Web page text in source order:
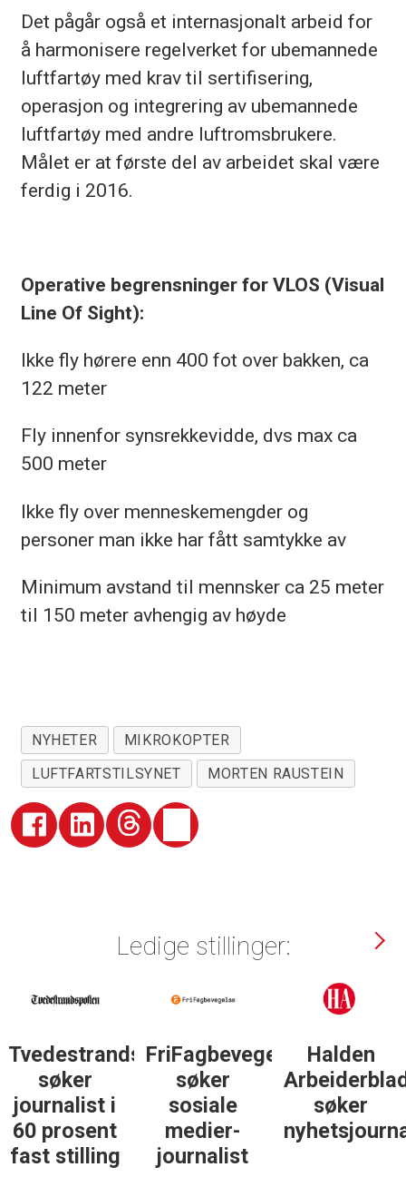
Det pågår også et internasjonalt arbeid for
å harmonisere regelverket for ubemannede
luftfartøy med krav til sertifisering,
operasjon og integrering av ubemannede
luftfartøy med andre luftromsbrukere.
Målet er at første del av arbeidet skal være
ferdig i 2016.
Operative begrensninger for VLOS (Visual
Line Of Sight):
Ikke fly hørere enn 400 fot over bakken, ca
122 meter
Fly innenfor synsrekkevidde, dvs max ca
500 meter
Ikke fly over menneskemengder og
personer man ikke har fått samtykke av
Minimum avstand til mennsker ca 25 meter
til 150 meter avhengig av høyde
NYHETER
MIKROKOPTER
LUFTFARTSTILSYNET
MORTEN RAUSTEIN
Ledige stillinger:
FriFagbevegelse
søker
sosiale
medier-
journalist
Halden
Arbeiderblad
søker
nyhetsjournalist
25. juni
søker
journalist